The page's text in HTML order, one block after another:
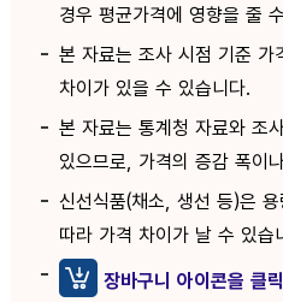
경우 평균가격에 영향을 줄
본 자료는 조사 시점 기준 가
차이가 있을 수 있습니다.
본 자료는 통계청 자료와 조
있으므로, 가격의 증감 폭이
신선식품(채소, 생선 등)은
따라 가격 차이가 날 수 있습
장바구니 아이콘을 클